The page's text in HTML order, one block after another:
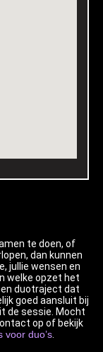
te doen, of
dan kunnen
jullie wensen en
welke opzet het
duotraject dat
goed aansluit bij
de sessie. Mocht
op of bekijk
voor duo’s.